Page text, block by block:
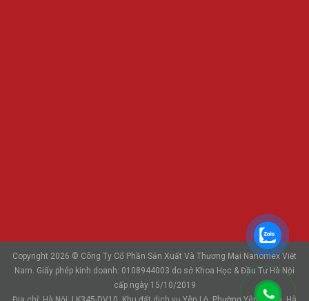
Copyright 2026 © Công Ty Cổ Phần Sản Xuất Và Thương Mại Nanomex Việt
Nam. Giấy phép kinh doanh: 0108944003 do sở Khoa Học & Đầu Tư Hà Nội
cấp ngày 15/10/2019